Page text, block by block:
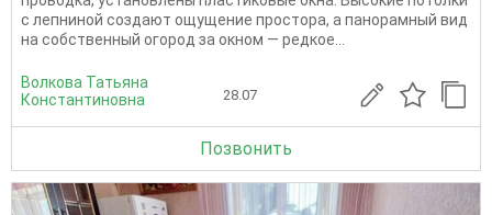
с лепниной создают ощущение простора, а панорамный вид
на собственный огород за окном — редкое...
Волкова Татьяна
Константиновна
28.07
Позвонить